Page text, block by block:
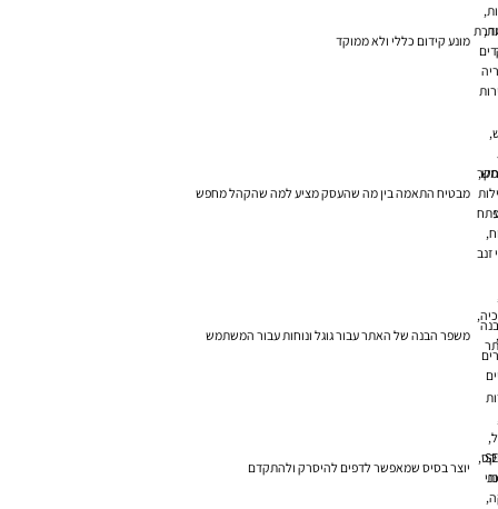
מונע קידום כללי ולא ממוקד
זנב
מבטיח התאמה בין מה שהעסק מציע למה שהקהל מחפש
URL,
משפר הבנה של האתר עבור גוגל ונוחות עבור המשתמש
יוצר בסיס שמאפשר לדפים להיסרק ולהתקדם